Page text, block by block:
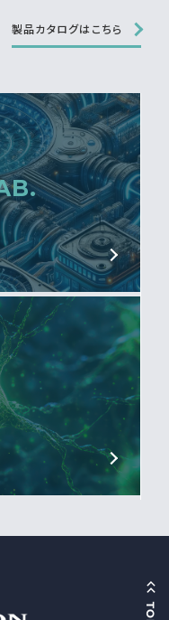
製品カタログはこちら